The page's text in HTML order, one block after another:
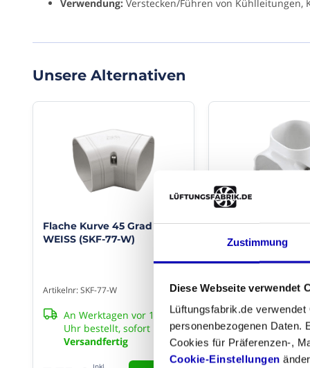
Zustimmung
Diese Webseite verwendet
Lüftungsfabrik.de
personenbezogenen Daten.
Cookies für Präferenzen-,
Cookie-Einstellungen
ordentlich
die
sofort
kurze
und
geeignet
für
und
dank
UV-
beständigen
PVC.
Das
PVC
Product
0,5
Meter
Verwendung: Verstecken/Führen von Kühlleitungen,
Unsere Alternativen
Flache Kurve 45 Grad -
WEISS (SKF-77-W)
Artikelnr: SKF-77-W
An Werktagen vor 13:30
Uhr bestellt, sofort
Versandfertig
Kurze
90 Grad
WEISS (SCM-77-W)
Artikelnr: SCM-77-W
An Werktagen
Uhr bestellt,
Versandfertig